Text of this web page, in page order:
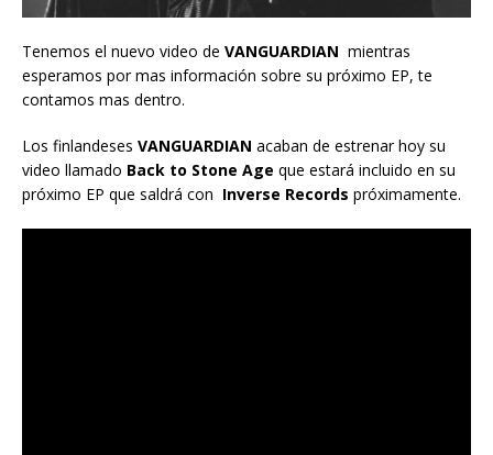
Tenemos el nuevo video de VANGUARDIAN mientras
esperamos por mas información sobre su próximo EP, te
contamos mas dentro.
Los finlandeses VANGUARDIAN acaban de estrenar hoy su
video llamado Back to Stone Age que estará incluido en su
próximo EP que saldrá con Inverse Records próximamente.